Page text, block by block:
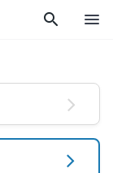
search menu